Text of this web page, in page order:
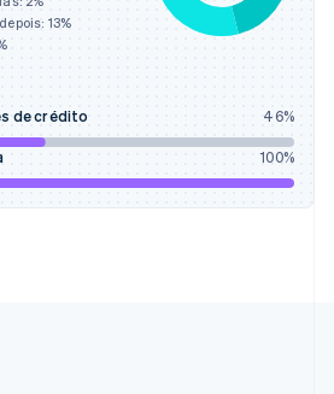
13%
de crédito 46%
100%